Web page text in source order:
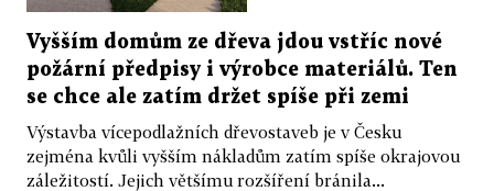
Vyšším domům ze dřeva jdou vstříc nové
požární předpisy i výrobce materiálů. Ten
se chce ale zatím držet spíše při zemi
Výstavba vícepodlažních dřevostaveb je v Česku
zejména kvůli vyšším nákladům zatím spíše okrajovou
záležitostí. Jejich většímu rozšíření bránila...